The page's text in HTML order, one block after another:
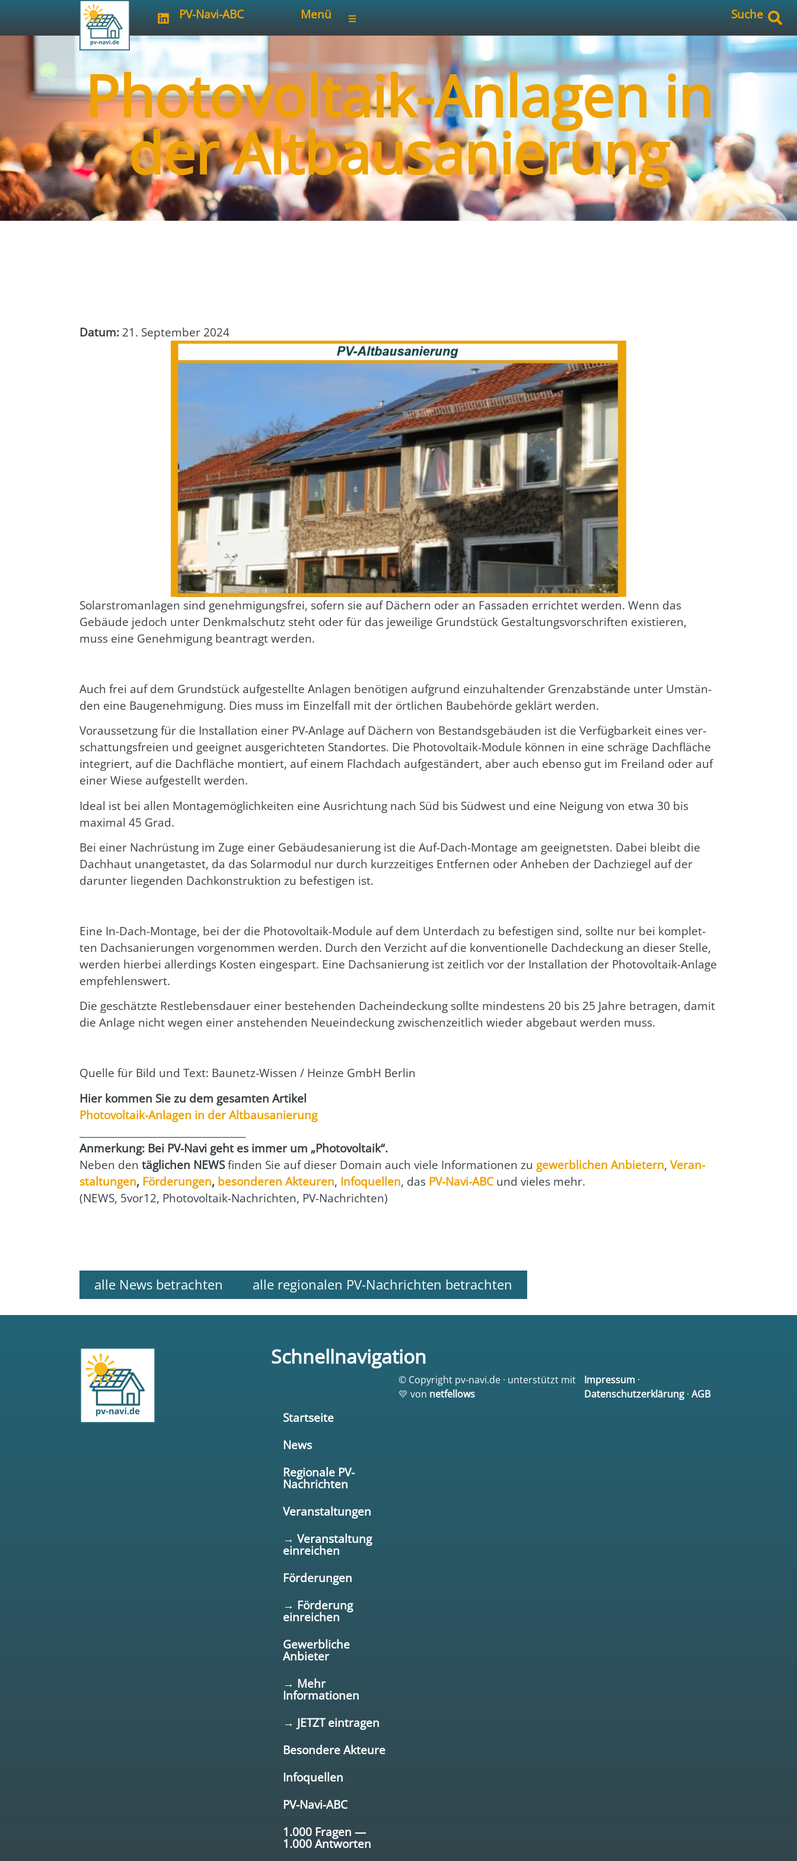
PV-Navi-ABC Menü Suche
Photovoltaik-Anlagen in
der Altbausanierung
Datum: 21. September 2024
Solar­strom­an­la­gen sind geneh­mi­gungs­frei, sofern sie auf Dächern oder an Fas­sa­den errich­tet wer­den. Wenn das
Gebäu­de jedoch unter Denk­mal­schutz steht oder für das jewei­li­ge Grund­stück Gestal­tungs­vor­schrif­ten exis­tie­ren,
muss eine Geneh­mi­gung bean­tragt wer­den.
Auch frei auf dem Grund­stück auf­ge­stell­te Anla­gen benö­ti­gen auf­grund ein­zu­hal­ten­der Grenz­ab­stän­de unter Umstän­
den eine Bau­ge­neh­mi­gung. Dies muss im Ein­zel­fall mit der ört­li­chen Bau­be­hör­de geklärt wer­den.
Vor­aus­set­zung für die Instal­la­ti­on einer PV-Anla­ge auf Dächern von Bestands­ge­bäu­den ist die Ver­füg­bar­keit eines ver­
schat­tungs­frei­en und geeig­net aus­ge­rich­te­ten Stand­or­tes. Die Pho­to­vol­ta­ik-Modu­le kön­nen in eine schrä­ge Dach­flä­che
inte­griert, auf die Dach­flä­che mon­tiert, auf einem Flach­dach auf­ge­stän­dert, aber auch eben­so gut im Frei­land oder auf
einer Wie­se auf­ge­stellt wer­den.
Ide­al ist bei allen Mon­ta­ge­mög­lich­kei­ten eine Aus­rich­tung nach Süd bis Süd­west und eine Nei­gung von etwa 30 bis
maxi­mal 45 Grad.
Bei einer Nach­rüs­tung im Zuge einer Gebäu­de­sa­nie­rung ist die Auf-Dach-Mon­ta­ge am geeig­nets­ten. Dabei bleibt die
Dach­haut unan­ge­tas­tet, da das Solar­mo­dul nur durch kurz­zei­ti­ges Ent­fer­nen oder Anhe­ben der Dach­zie­gel auf der
dar­un­ter lie­gen­den Dach­kon­struk­ti­on zu befes­ti­gen ist.
Eine In-Dach-Mon­ta­ge, bei der die Pho­to­vol­ta­ik-Modu­le auf dem Unter­dach zu befes­ti­gen sind, soll­te nur bei kom­plet­
ten Dach­sa­nie­run­gen vor­ge­nom­men wer­den. Durch den Ver­zicht auf die kon­ven­tio­nel­le Dach­de­ckung an die­ser Stel­le,
wer­den hier­bei aller­dings Kos­ten ein­ge­spart. Eine Dach­sa­nie­rung ist zeit­lich vor der Instal­la­ti­on der Pho­to­vol­ta­ik-Anla­ge
emp­feh­lens­wert.
Die geschätz­te Rest­le­bens­dau­er einer bestehen­den Dach­ein­de­ckung soll­te min­des­tens 20 bis 25 Jah­re betra­gen, damit
die Anla­ge nicht wegen einer anste­hen­den Neu­ein­de­ckung zwi­schen­zeit­lich wie­der abge­baut wer­den muss.
Quel­le für Bild und Text: Bau­netz-Wis­sen / Hein­ze GmbH Ber­lin
Hier kom­men Sie zu dem gesam­ten Arti­kel
Pho­to­vol­ta­ik-Anla­gen in der Alt­bau­sa­nie­rung
Anmer­kung: Bei PV-Navi geht es immer um „Pho­to­vol­ta­ik“.
Neben dentäg­li­chen NEWSfin­den Sie auf die­ser Domain auch vie­le Infor­ma­tio­nen zu gewerb­li­chen Anbie­tern,Ver­an­
stal­tun­gen, För­de­run­gen, beson­de­ren Akteu­ren, Info­quel­len, das PV-Navi-ABCund vie­les mehr.
(NEWS, 5vor12, Pho­to­vol­ta­ik-Nach­rich­ten, PV-Nach­rich­ten)
alle News betrachten alle regionalen PV-Nachrichten betrachten
Schnellnavigation
Startseite
News
Regionale PV-
Nachrichten
Veranstaltungen
→ Veranstaltung
einreichen
Förderungen
→ Förderung
einreichen
Gewerbliche
Anbieter
→ Mehr
Informationen
→ JETZT eintragen
Besondere Akteure
Infoquellen
PV-Navi-ABC
1.000 Fragen —
1.000 Antworten
© Copyright pv-navi.de · unterstützt mit
💛 von netfellows
Impressum·
Datenschutzerklärung· AGB